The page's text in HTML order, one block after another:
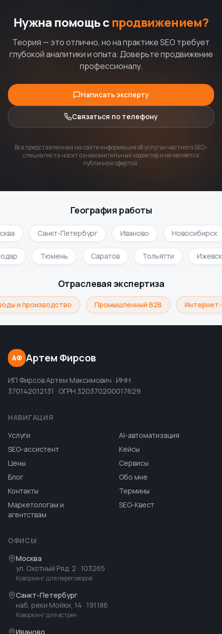
Нужна помощь с продвижением?
Теория — это отлично, но на практике SEO требует
глубокой аналитики и опыта. Доверьте продвижение
профессионалу.
Написать эксперту
Связаться по телефону
Вся представленная на сайте информация об услугах частного SEO-
специалиста носит ознакомительный характер и не является
публичной офертой.
География работы
Санкт-Петербург Иваново Новосибирск
Тюмень Саратов Тольятти
Отраслевая экспертиза
и производство Промышленный B2B
АФ Артем Фирсов
ИП Фирсов Артем Максимович · ИНН
370142012131 · ОГРН 320370200017629
НАВИГАЦИЯ
Услуги
AI-автоматизация
SEO-ассистент
Кейсы
Цены
Сервисы
Блог
Обо мне
Контакты
Термины
Маркетологам и
агентствам
SEO-Квест
ОФИСЫ
Москва
ул. Охотный Ряд, 2 · 103265
Коворкинг для переговоров
Санкт-Петербург
наб. реки Мойки, 14 · 191186
Коворкинг для встреч
Иваново